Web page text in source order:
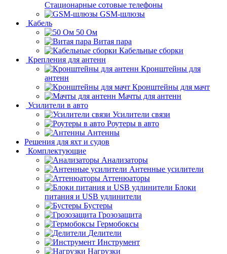
Стационарные сотовые телефоны
GSM-шлюзы
Кабель
50 Ом
Витая пара
Кабельные сборки
Крепления для антенн
Кронштейны для
антенн
Кронштейны для мачт
Мачты для антенн
Усилители в авто
Усилители связи
Роутеры в авто
Антенны
Решения для яхт и судов
Комплектующие
Анализаторы
Антенные усилители
Аттенюаторы
Блоки
питания и USB удлинители
Бустеры
Грозозащита
Гермобоксы
Делители
Инструмент
Нагрузки